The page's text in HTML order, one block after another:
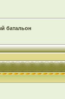
батальон